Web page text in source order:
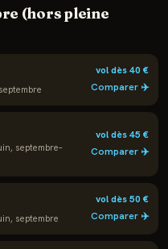
(hors pleine
vol dès40€
Comparer ✈️
septembre–
vol dès45 €
Comparer ✈️
septembre
vol dès50€
Comparer ✈️